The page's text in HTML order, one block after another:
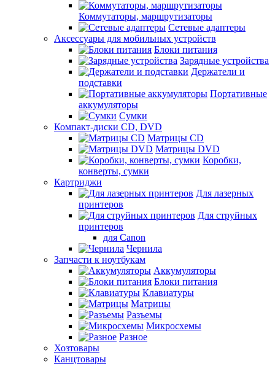
Коммутаторы, маршрутизаторы
Сетевые адаптеры
Аксессуары для мобильных устройств
Блоки питания
Зарядные устройства
Держатели и
подставки
Портативные
аккумуляторы
Сумки
Компакт-диски CD, DVD
Матрицы CD
Матрицы DVD
Коробки,
конверты, сумки
Картриджи
Для лазерных
принтеров
Для струйных
принтеров
для Canon
Чернила
Запчасти к ноутбукам
Аккумуляторы
Блоки питания
Клавиатуры
Матрицы
Разъемы
Микросхемы
Разное
Хозтовары
Канцтовары